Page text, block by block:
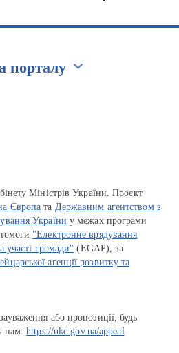
порталу
Міністрів України. Проєкт
Європа та Державним агентством з
України у межах програми
"Електронне врядування
участі громади" (EGAP), за
агенції розвитку та
або пропозиції, будь
нам:https://ukc.gov.ua/appeal